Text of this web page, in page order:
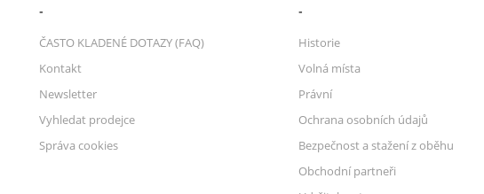
ČASTO KLADENÉ DOTAZY (FAQ)
Kontakt
Newsletter
Vyhledat prodejce
Správa cookies
Historie
Volná místa
Právní
Ochrana osobních údajů
Bezpečnost a stažení z oběhu
Obchodní partneři